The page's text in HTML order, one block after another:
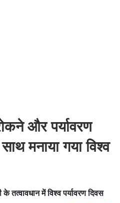
और पर्यावरण
मनाया गया विश्व
तत्वावधान में विश्व पर्यावरण दिवस